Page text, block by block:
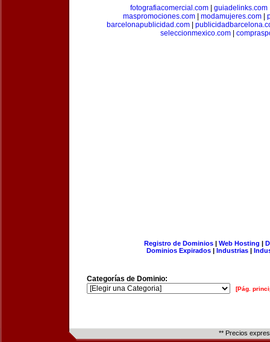
fotografiacomercial.com
guiadelinks.com
maspromociones.com
modamujeres.com
barcelonapublicidad.com|
seleccionmexico.com
Registro de Dominios| Web Hosting |
Dominios Expirados | Industrias |
Categorías de Dominio:
[Pág.
** Precios